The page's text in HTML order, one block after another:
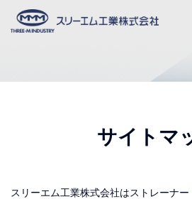
サイトマ
スリーエム工業株式会社はストレーナ